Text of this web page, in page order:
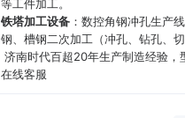
等工件加工。
铁塔加工设备 ：数控角钢冲孔生产
钢、槽钢二次加工（冲孔、钻孔、
济南时代百超20年生产制造经验
在线客服